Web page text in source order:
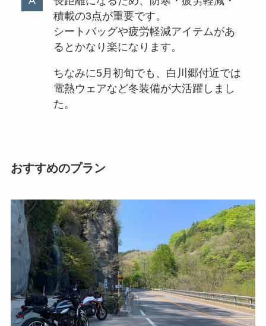
積載の3点が重要です。
シートバッグや疲労軽減アイテムがあ
るとかなり楽になります。
ちなみに5月初旬でも、白川郷付近では
電熱ウェアなど冬装備が大活躍しまし
た。
おすすめのプラン